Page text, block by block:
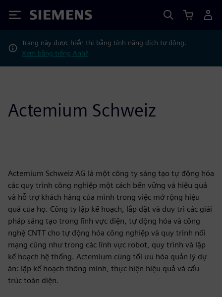
Siemens
Trang này được hiển thị bằng tính năng dịch tự động.
Xem bằng tiếng Anh?
Actemium Schweiz
Actemium Schweiz AG là một công ty sáng tạo tự động hóa
các quy trình công nghiệp một cách bền vững và hiệu quả
và hỗ trợ khách hàng của mình trong việc mở rộng hiệu
quả của họ. Công ty lập kế hoạch, lắp đặt và duy trì các giải
pháp sáng tạo trong lĩnh vực điện, tự động hóa và công
nghệ CNTT cho tự động hóa công nghiệp và quy trình nối
mạng cũng như trong các lĩnh vực robot, quy trình và lập
kế hoạch hệ thống. Actemium cũng tối ưu hóa quản lý dự
án: lập kế hoạch thông minh, thực hiện hiệu quả và cấu
trúc toàn diện.